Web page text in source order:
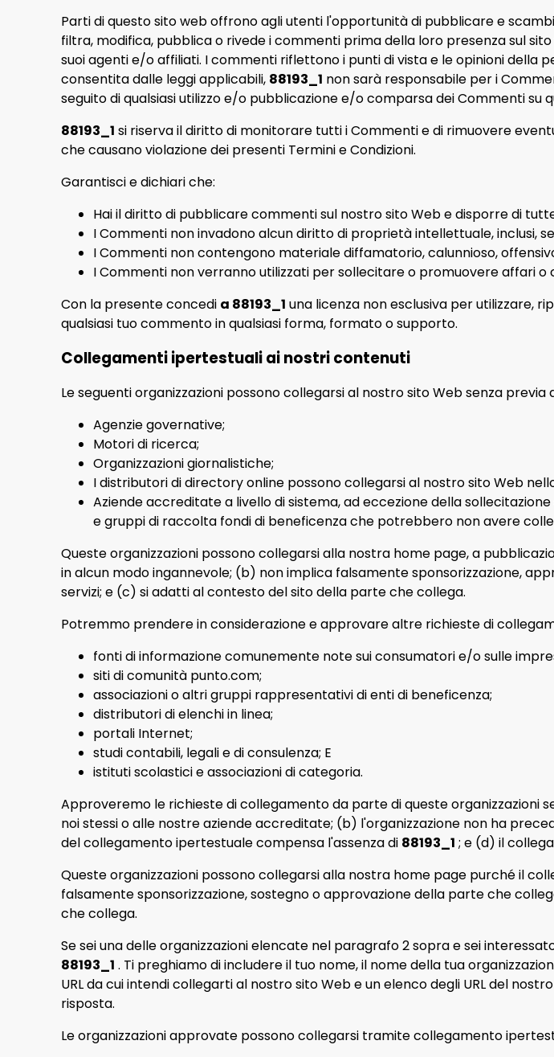
Parti di questo sito web offrono agli utenti l'opportunità di pubblicare e
filtra, modifica, pubblica o rivede i commenti prima della loro presenza sul
suoi agenti e/o affiliati. I commenti riflettono i punti di vista e le opinioni della
consentita dalle leggi applicabili, 88193_1 non sarà responsabile per i
seguito di qualsiasi utilizzo e/o pubblicazione e/o comparsa dei Commenti su
88193_1 si riserva il diritto di monitorare tutti i Commenti e di rimuovere
che causano violazione dei presenti Termini e Condizioni.
Garantisci e dichiari che:
Hai il diritto di pubblicare commenti sul nostro sito Web e disporre di
I Commenti non invadono alcun diritto di proprietà intellettuale, inclusi,
I Commenti non contengono materiale diffamatorio, calunnioso,
I Commenti non verranno utilizzati per sollecitare o promuovere affari
Con la presente concedi a 88193_1 una licenza non esclusiva per utilizzare,
qualsiasi tuo commento in qualsiasi forma, formato o supporto.
Collegamenti ipertestuali ai nostri contenuti
Le seguenti organizzazioni possono collegarsi al nostro sito Web senza
Agenzie governative;
Motori di ricerca;
Organizzazioni giornalistiche;
I distributori di directory online possono collegarsi al nostro sito Web
Aziende accreditate a livello di sistema, ad eccezione della
e gruppi di raccolta fondi di beneficenza che potrebbero non avere
Queste organizzazioni possono collegarsi alla nostra home page, a
in alcun modo ingannevole; (b) non implica falsamente sponsorizzazione,
servizi; e (c) si adatti al contesto del sito della parte che collega.
Potremmo prendere in considerazione e approvare altre richieste di
fonti di informazione comunemente note sui consumatori e/o sulle
siti di comunità punto.com;
associazioni o altri gruppi rappresentativi di enti di beneficenza;
distributori di elenchi in linea;
portali Internet;
studi contabili, legali e di consulenza; E
istituti scolastici e associazioni di categoria.
Approveremo le richieste di collegamento da parte di queste
noi stessi o alle nostre aziende accreditate; (b) l'organizzazione non ha
del collegamento ipertestuale compensa l'assenza di 88193_1 ; e (d) il
Queste organizzazioni possono collegarsi alla nostra home page purché il
falsamente sponsorizzazione, sostegno o approvazione della parte che
che collega.
Se sei una delle organizzazioni elencate nel paragrafo 2 sopra e sei
88193_1 . Ti preghiamo di includere il tuo nome, il nome della tua
URL da cui intendi collegarti al nostro sito Web e un elenco degli URL del
risposta.
Le organizzazioni approvate possono collegarsi tramite collegamento